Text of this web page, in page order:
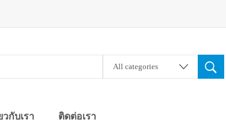
All categories
วกับเรา ติดต่อเรา